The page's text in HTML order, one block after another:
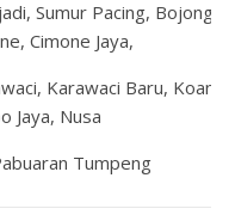
Sumur Pacing, Bojong
Cimone Jaya,
Karawaci Baru, Koang
Jaya, Nusa
Tumpeng